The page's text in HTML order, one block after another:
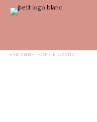
PAR ANNE-SOPHIE GRAUX